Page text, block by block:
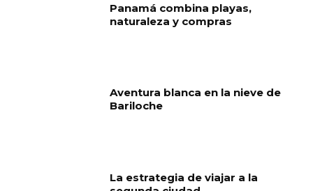
Panamá combina playas,
naturaleza y compras
Aventura blanca en la nieve de
Bariloche
La estrategia de viajar a la